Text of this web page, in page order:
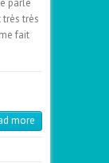
parle
très
fait
more